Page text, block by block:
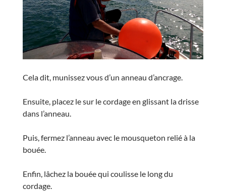
Cela dit, munissez vous d’un anneau d’ancrage.
Ensuite, placez le sur le cordage en glissant la drisse
dans l’anneau.
Puis, fermez l’anneau avec le mousqueton relié à la
bouée.
Enfin, lâchez la bouée qui coulisse le long du
cordage.